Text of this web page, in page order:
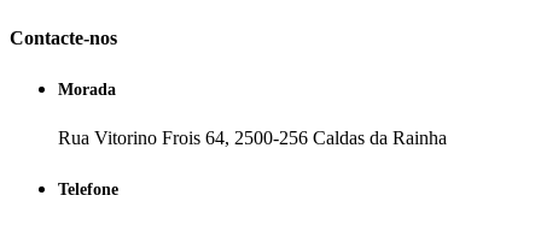
Contacte-nos
Morada
Rua Vitorino Frois 64, 2500-256 Caldas da Rainha
Telefone